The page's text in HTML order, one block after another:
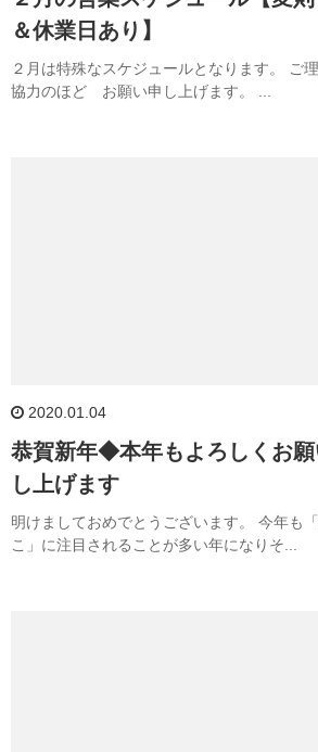
＆休業日あり】
２月は特殊なスケジュールとなります。 ご
協力のほど お願い申し上げます。 ...
2020.01.04
恭賀新年◆本年もよろしくお願
し上げます
明けましておめでとうございます。 今年も
こ」に注目されることが多い年になりそ...